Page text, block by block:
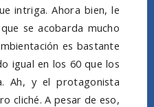
intriga. Ahora bien, le
se acobarda mucho
es bastante
igual en los 60 que los
Ah, y el protagonista
cliché. A pesar de eso,